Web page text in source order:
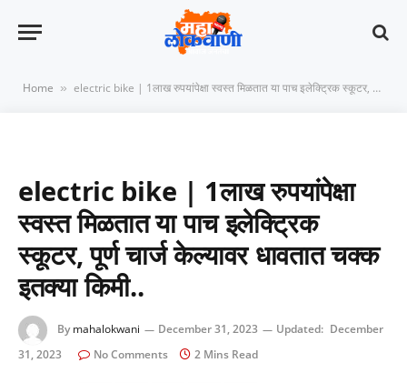
Home » electric bike | 1लाख रुपयांपेक्षा स्वस्त मिळतात या पाच इलेक्ट्रिक स्कूटर, पूर्ण चार्ज केल्यावर धावतात चक्क इतक्या किमी..
electric bike | 1लाख रुपयांपेक्षा
स्वस्त मिळतात या पाच इलेक्ट्रिक
स्कूटर, पूर्ण चार्ज केल्यावर धावतात चक्क
इतक्या किमी..
By mahalokwani December 31, 2023 Updated: December
31, 2023
No Comments 2 Mins Read